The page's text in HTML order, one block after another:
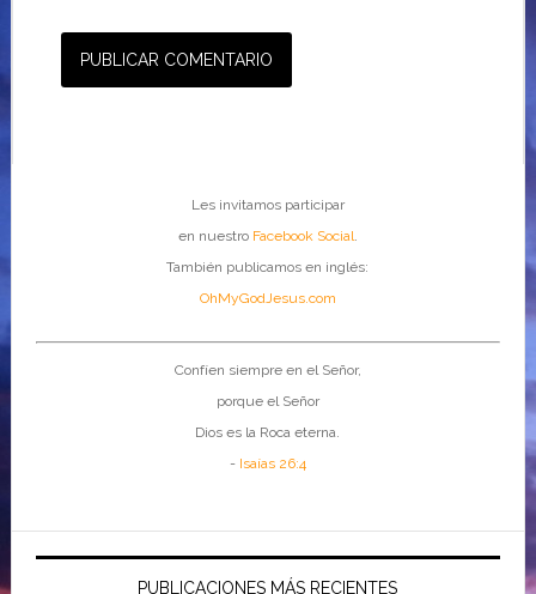
Les invitamos participar
en nuestro Facebook Social.
También publicamos en inglés:
OhMyGodJesus.com
Confíen siempre en el Señor,
porque el Señor
Dios es la Roca eterna.
- Isaías 26:4
PUBLICACIONES MÁS RECIENTES